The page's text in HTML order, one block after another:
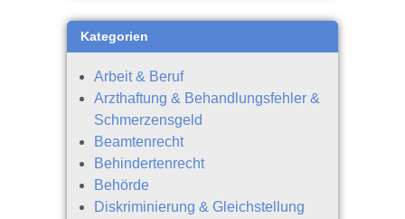
Kategorien
Arbeit & Beruf
Arzthaftung & Behandlungsfehler &
Schmerzensgeld
Beamtenrecht
Behindertenrecht
Behörde
Diskriminierung & Gleichstellung